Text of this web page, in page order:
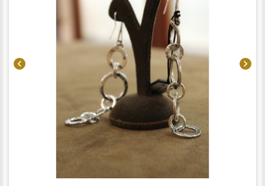
chevron_left chevron_right